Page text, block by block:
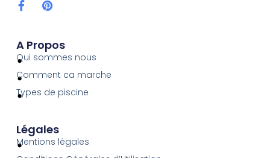
Légales
Mentions légales
A Propos
Qui sommes nous
Comment ca marche
Types de piscine